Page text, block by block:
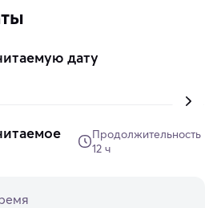
дату
Продолжительность
12 ч